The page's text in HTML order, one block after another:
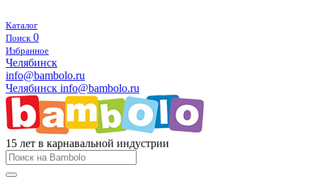
Каталог
Поиск 0
Избранное
Челябинск
info@bambolo.ru
Челябинск info@bambolo.ru
15 лет в карнавальной индустрии